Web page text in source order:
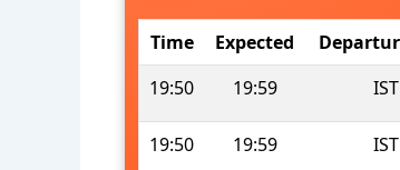
Time Expected
19:50
19:59 IST
19:50 19:59 IST